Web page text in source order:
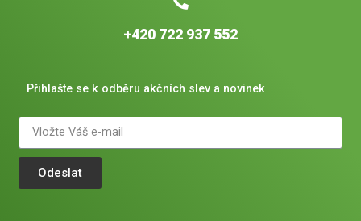
+420 722 937 552
Přihlašte se k odběru akčních slev a novinek
Odeslat